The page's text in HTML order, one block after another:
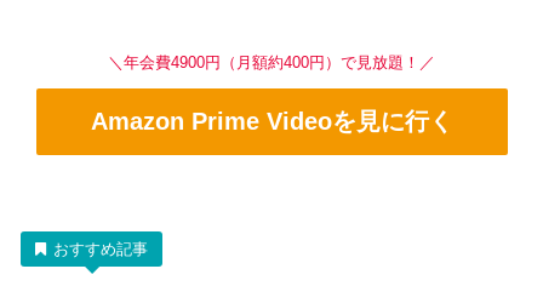
＼年会費4900円（月額約400円）で見放題！／
Amazon Prime Videoを見に行く
おすすめ記事